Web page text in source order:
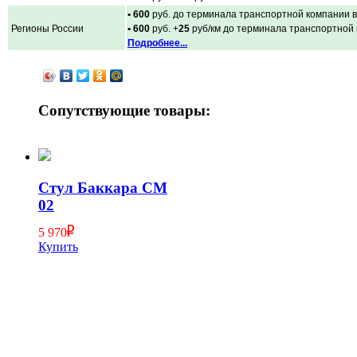
Регионы России
• 600 руб. до терминала транспортной компании
• 600 руб. +25 руб/км до терминала
Подробнее...
Сопутствующие товары:
Стул Баккара СМ
02
5 970
Купить